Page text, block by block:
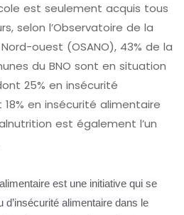
est seulement acquis tous
selon l’Observatoire de la
ouest (OSANO), 43% de la
du BNO sont en situation
25% en insécurité
en insécurité alimentaire
est également l’un
est une initiative qui se
d’insécurité alimentaire dans le